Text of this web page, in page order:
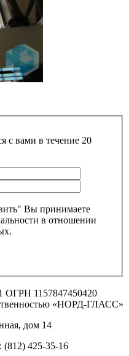
с вами в течение 20
Вы принимаете
в отношении
1157847450420
«НОРД-ГЛАСС»
дом 14
(812) 425-35-16